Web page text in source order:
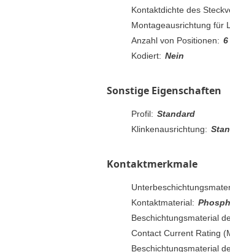
Kontaktdichte des
Montageausrichtung für
Anzahl von Positionen: 6
Kodiert: Nein
Sonstige Eigenschaften
Profil: Standard
Klinkenausrichtung:
Kontaktmerkmale
Kontaktmaterial:
Beschichtungsmaterial
Contact Current Rating
Beschichtungsmaterial